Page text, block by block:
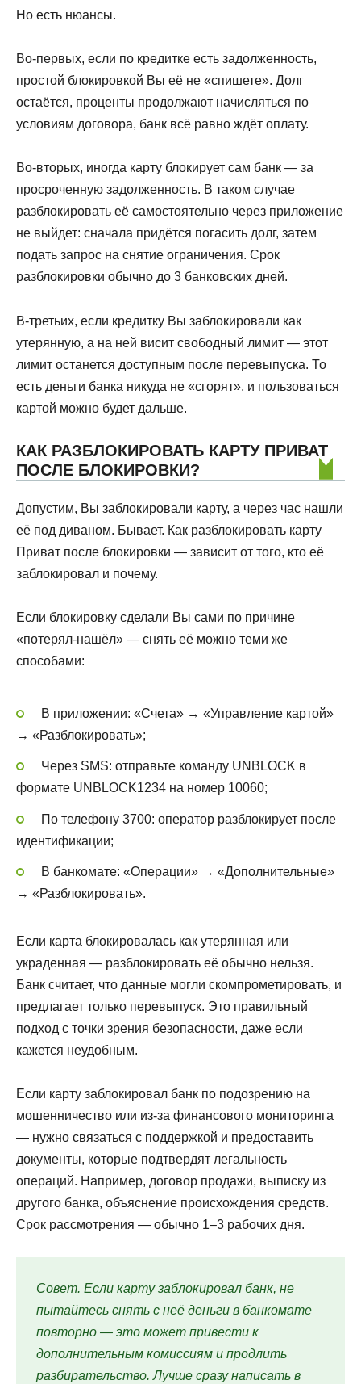
Но есть нюансы.
Во-первых, если по кредитке есть задолженность,
простой блокировкой Вы её не «спишете». Долг
остаётся, проценты продолжают начисляться по
условиям договора, банк всё равно ждёт оплату.
Во-вторых, иногда карту блокирует сам банк — за
просроченную задолженность. В таком случае
разблокировать её самостоятельно через приложение
не выйдет: сначала придётся погасить долг, затем
подать запрос на снятие ограничения. Срок
разблокировки обычно до 3 банковских дней.
В-третьих, если кредитку Вы заблокировали как
утерянную, а на ней висит свободный лимит — этот
лимит останется доступным после перевыпуска. То
есть деньги банка никуда не «сгорят», и пользоваться
картой можно будет дальше.
КАК РАЗБЛОКИРОВАТЬ КАРТУ ПРИВАТ
ПОСЛЕ БЛОКИРОВКИ?
Допустим, Вы заблокировали карту, а через час нашли
её под диваном. Бывает. Как разблокировать карту
Приват после блокировки — зависит от того, кто её
заблокировал и почему.
Если блокировку сделали Вы сами по причине
«потерял-нашёл» — снять её можно теми же
способами:
В приложении: «Счета» → «Управление картой»
→ «Разблокировать»;
Через SMS: отправьте команду UNBLOCK в
формате UNBLOCK1234 на номер 10060;
По телефону 3700: оператор разблокирует после
идентификации;
В банкомате: «Операции» → «Дополнительные»
→ «Разблокировать».
Если карта блокировалась как утерянная или
украденная — разблокировать её обычно нельзя.
Банк считает, что данные могли скомпрометировать, и
предлагает только перевыпуск. Это правильный
подход с точки зрения безопасности, даже если
кажется неудобным.
Если карту заблокировал банк по подозрению на
мошенничество или из-за финансового мониторинга
— нужно связаться с поддержкой и предоставить
документы, которые подтвердят легальность
операций. Например, договор продажи, выписку из
другого банка, объяснение происхождения средств.
Срок рассмотрения — обычно 1–3 рабочих дня.
Совет. Если карту заблокировал банк, не
пытайтесь снять с неё деньги в банкомате
повторно — это может привести к
дополнительным комиссиям и продлить
разбирательство. Лучше сразу написать в